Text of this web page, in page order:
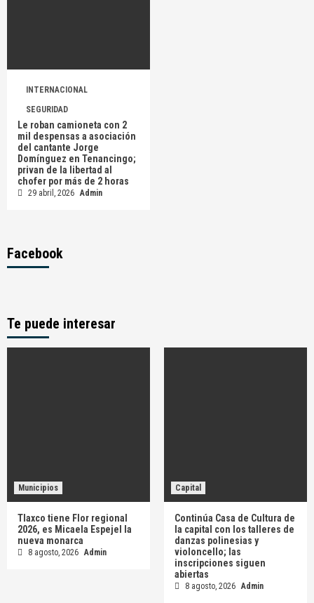
INTERNACIONAL
SEGURIDAD
Le roban camioneta con 2
mil despensas a asociación
del cantante Jorge
Domínguez en Tenancingo;
privan de la libertad al
chofer por más de 2 horas
29 abril, 2026 Admin
Facebook
Te puede interesar
Municipios
Tlaxco tiene Flor regional
2026, es Micaela Espejel la
nueva monarca
8 agosto, 2026 Admin
Capital
Continúa Casa de Cultura de
la capital con los talleres de
danzas polinesias y
violoncello; las
inscripciones siguen
abiertas
8 agosto, 2026 Admin